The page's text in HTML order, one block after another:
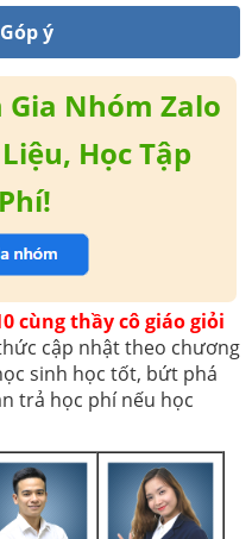
ý
Gia Nhóm Zalo
Học Tập
cùng thầy cô giáo giỏi
cập nhật theo chương
sinh học tốt, bứt phá
trả học phí nếu học